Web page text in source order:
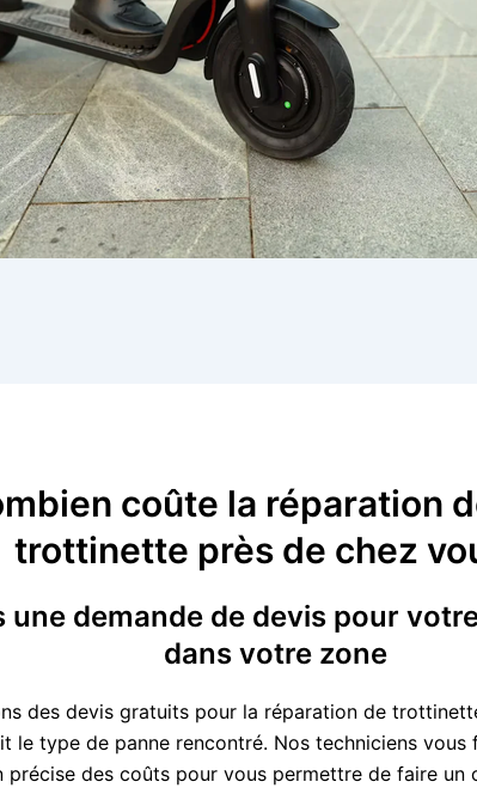
coûte la réparation
trottinette près de chez
une demande de devis pour
dans votre zone
des devis gratuits pour la réparation de
le type de panne rencontré. Nos techniciens vous
précise des coûts pour vous permettre de faire un